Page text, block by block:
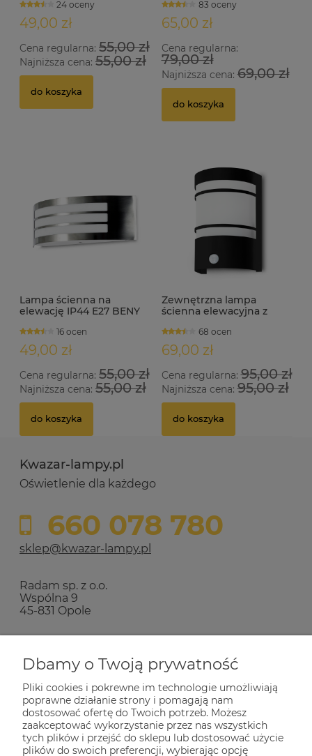
24 oceny
49,00 zł
Cena regularna: 55,00 zł
Najniższa cena: 55,00 zł
do koszyka
83 oceny
65,00 zł
Cena regularna:
79,00 zł
Najniższa cena:69,00 zł
do koszyka
Lampa ścienna na
elewację IP44 E27 BENY
16 ocen
49,00 zł
Cena regularna: 55,00 zł
Najniższa cena: 55,00 zł
do koszyka
Zewnętrzna lampa
ścienna elewacyjna z
zmierzchu IP44 MEGAN-S
czarna
68 ocen
69,00 zł
Cena regularna:95,00 zł
Najniższa cena:95,00 zł
do koszyka
Kwazar-lampy.pl
Oświetlenie dla każdego
660 078 780
sklep@kwazar-lampy.pl
Radam sp. z o.o.
Wspólna 9
45-831 Opole
Zakupy
Pomoc
Dla Ciebie
Dbamy o Twoją prywatność
Pliki cookies i pokrewne im technologie umożliwiają
poprawne działanie strony i pomagają nam
dostosować ofertę do Twoich potrzeb. Możesz
zaakceptować wykorzystanie przez nas wszystkich
tych plików i przejść do sklepu lub dostosować użycie
plików do swoich preferencji, wybierając opcję